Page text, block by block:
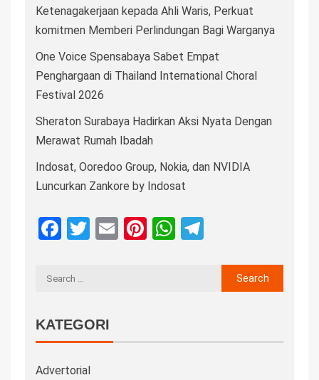
Ketenagakerjaan kepada Ahli Waris, Perkuat
komitmen Memberi Perlindungan Bagi Warganya
One Voice Spensabaya Sabet Empat
Penghargaan di Thailand International Choral
Festival 2026
Sheraton Surabaya Hadirkan Aksi Nyata Dengan
Merawat Rumah Ibadah
Indosat, Ooredoo Group, Nokia, dan NVIDIA
Luncurkan Zankore by Indosat
Facebook
Twitter
EmailPinterest
WhatsApp
KATEGORI
Advertorial